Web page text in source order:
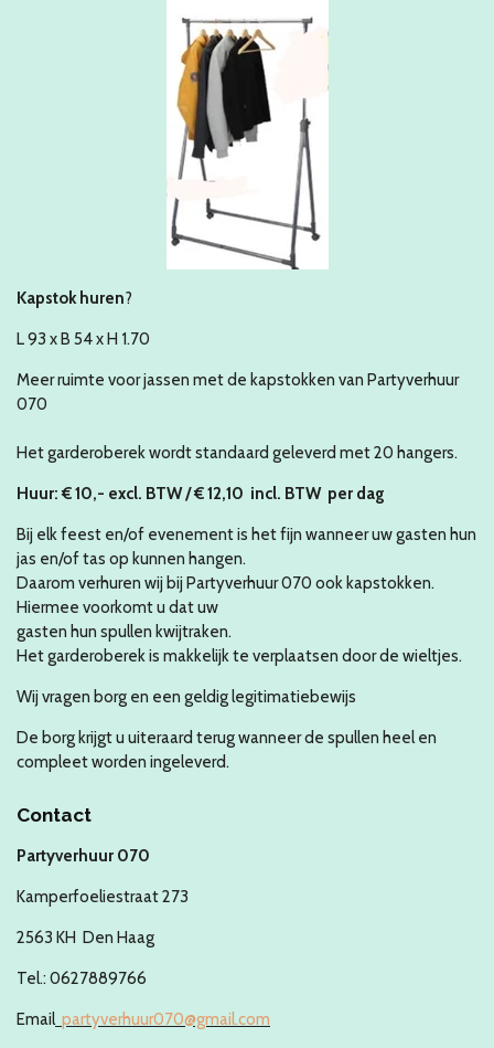
Kapstok huren?
L 93 x B 54 x H 1.70
Meer ruimte voor jassen met de kapstokken van Partyverhuur
070
Het garderoberek wordt standaard geleverd met 20 hangers.
Huur: € 10,- excl. BTW / € 12,10 incl. BTW per dag
Bij elk feest en/of evenement is het fijn wanneer uw gasten hun
jas en/of tas op kunnen hangen.
Daarom verhuren wij bij Partyverhuur 070 ook kapstokken.
Hiermee voorkomt u dat uw
gasten hun spullen kwijtraken.
Het garderoberek is makkelijk te verplaatsen door de wieltjes.
Wij vragen borg en een geldig legitimatiebewijs
De borg krijgt u uiteraard terug wanneer de spullen heel en
compleet worden ingeleverd.
Contact
Partyverhuur 070
Kamperfoeliestraat 273
2563 KH Den Haag
Tel.: 0627889766
Email partyverhuur070@gmail.com